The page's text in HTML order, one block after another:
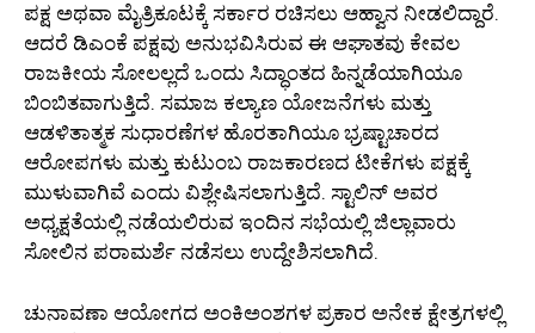
ಪಕ್ಷ ಅಥವಾ ಮೈತ್ರಿಕೂಟಕ್ಕೆ ಸರ್ಕಾರ ರಚಿಸಲು ಆಹ್ವಾನ ನೀಡಲಿದ್ದಾರೆ.
ಆದರೆ ಡಿಎಂಕೆ ಪಕ್ಷವು ಅನುಭವಿಸಿರುವ ಈ ಆಘಾತವು ಕೇವಲ
ರಾಜಕೀಯ ಸೋಲಲ್ಲದೆ ಒಂದು ಸಿದ್ಧಾಂತದ ಹಿನ್ನಡೆಯಾಗಿಯೂ
ಬಿಂಬಿತವಾಗುತ್ತಿದೆ. ಸಮಾಜ ಕಲ್ಯಾಣ ಯೋಜನೆಗಳು ಮತ್ತು
ಆಡಳಿತಾತ್ಮಕ ಸುಧಾರಣೆಗಳ ಹೊರತಾಗಿಯೂ ಭ್ರಷ್ಟಾಚಾರದ
ಆರೋಪಗಳು ಮತ್ತು ಕುಟುಂಬ ರಾಜಕಾರಣದ ಟೀಕೆಗಳು ಪಕ್ಷಕ್ಕೆ
ಮುಳುವಾಗಿವೆ ಎಂದು ವಿಶ್ಲೇಷಿಸಲಾಗುತ್ತಿದೆ. ಸ್ಟಾಲಿನ್ ಅವರ
ಅಧ್ಯಕ್ಷತೆಯಲ್ಲಿ ನಡೆಯಲಿರುವ ಇಂದಿನ ಸಭೆಯಲ್ಲಿ ಜಿಲ್ಲಾವಾರು
ಸೋಲಿನ ಪರಾಮರ್ಶೆ ನಡೆಸಲು ಉದ್ದೇಶಿಸಲಾಗಿದೆ.
ಚುನಾವಣಾ ಆಯೋಗದ ಅಂಕಿಅಂಶಗಳ ಪ್ರಕಾರ ಅನೇಕ ಕ್ಷೇತ್ರಗಳಲ್ಲಿ